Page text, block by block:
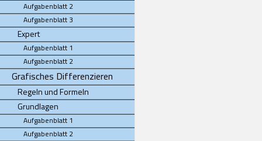
Aufgabenblatt 2
Aufgabenblatt 3
Expert
Aufgabenblatt 1
Aufgabenblatt 2
Grafisches Differenzieren
Regeln und Formeln
Grundlagen
Aufgabenblatt 1
Aufgabenblatt 2